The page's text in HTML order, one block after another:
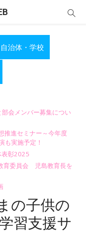
自治体・学校
会メンバー募集につい
推進セミナー～今年度
も実施予定！
表彰2025
育委員会 児島教育長を
の子供の
習支援サ